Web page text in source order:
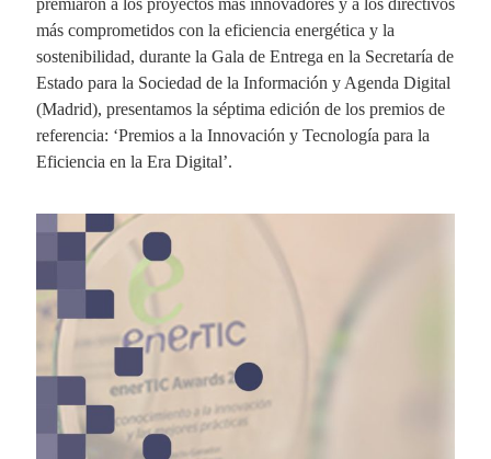
premiaron a los proyectos más innovadores y a los directivos
más comprometidos con la eficiencia energética y la
sostenibilidad, durante la Gala de Entrega en la Secretaría de
Estado para la Sociedad de la Información y Agenda Digital
(Madrid), presentamos la séptima edición de los premios de
referencia: ‘Premios a la Innovación y Tecnología para la
Eficiencia en la Era Digital’.